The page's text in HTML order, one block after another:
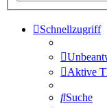
Schnellzugriff
Aktive
Suche